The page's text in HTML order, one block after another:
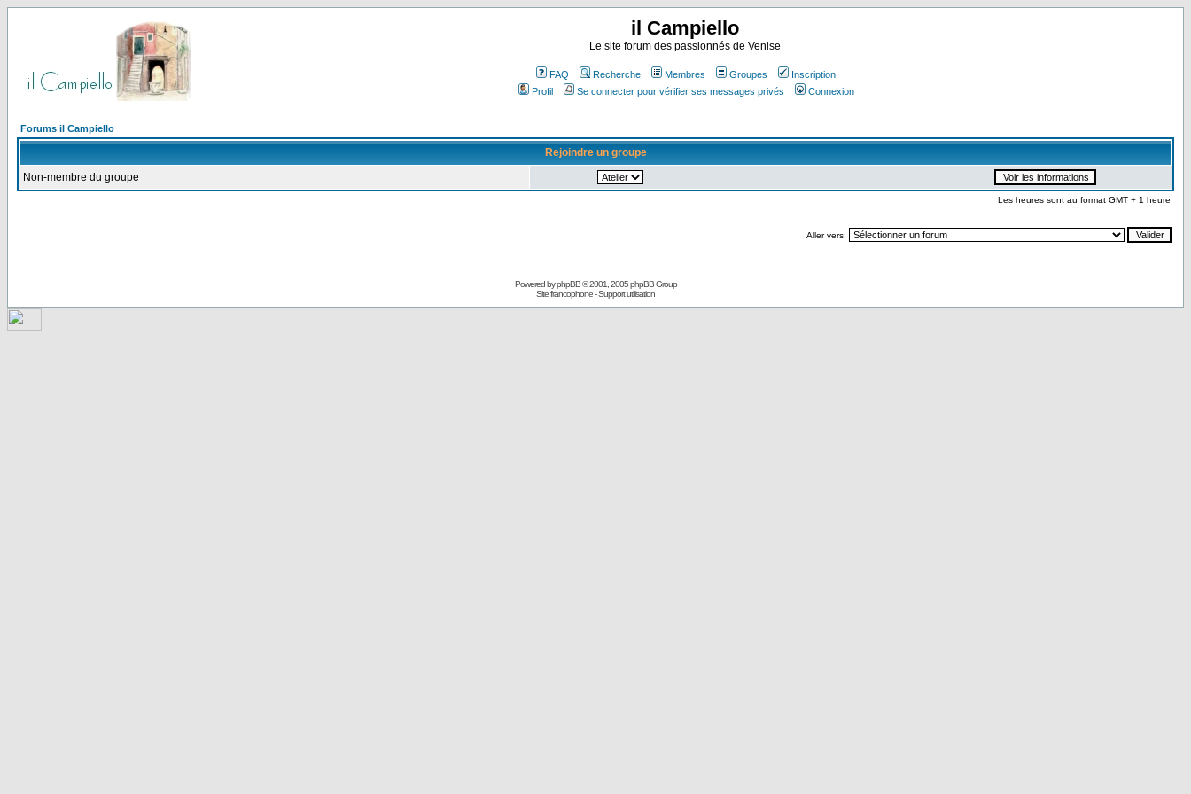
il Campiello
Le site forum des passionnés de Venise
FAQ Recherche Membres Groupes
Inscription
Profil
Se connecter pour vérifier ses messages privés Connexion
Forums il Campiello
Rejoindre un groupe
Non-membre du groupe
Les heures sont au format GMT + 1 heure
Aller vers:
Powered byphpBB© 2001, 2005 phpBB Group
Site francophone-Support utilisation